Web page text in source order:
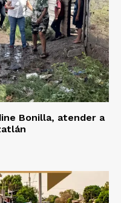
Bonilla, atender a